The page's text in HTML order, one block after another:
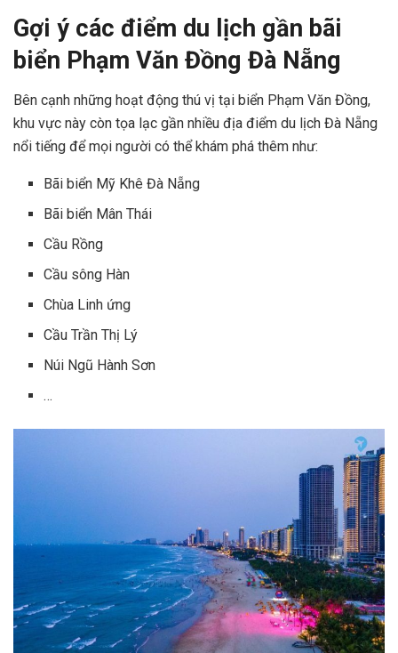
Gợi ý các điểm du lịch gần bãi
biển Phạm Văn Đồng Đà Nẵng
Bên cạnh những hoạt động thú vị tại biển Phạm Văn Đồng,
khu vực này còn tọa lạc gần nhiều địa điểm du lịch Đà Nẵng
nổi tiếng để mọi người có thể khám phá thêm như:
Bãi biển Mỹ Khê Đà Nẵng
Bãi biển Mân Thái
Cầu Rồng
Cầu sông Hàn
Chùa Linh ứng
Cầu Trần Thị Lý
Núi Ngũ Hành Sơn
…